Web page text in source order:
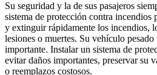
Su seguridad y la de sus pasajeros
sistema de protección contra incendios
y extinguir rápidamente los incendios,
lesiones o muertes. Su vehículo
importante. Instalar un sistema de
evitar daños importantes, preservar su
o reemplazos costosos.